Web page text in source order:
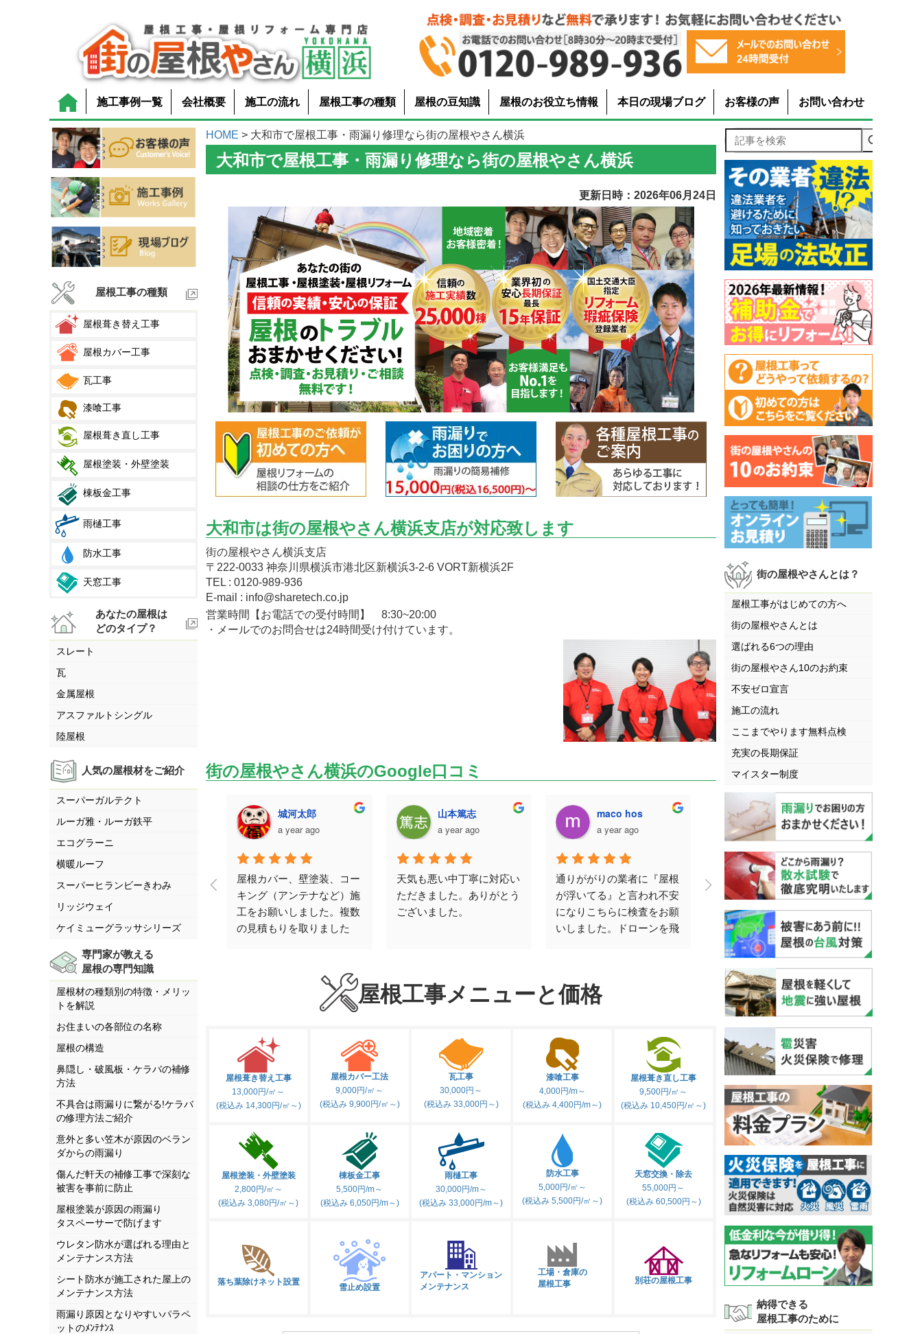
施工事例一覧 会社概要 施工の流れ 屋根工事の種類 屋根の豆知識 屋根のお役立ち情報 本日の現場ブログ お客様の声 お問い合わせ
屋根工事の種類
屋根葺き替え工事
屋根カバー工事
瓦工事
漆喰工事
屋根葺き直し工事
屋根塗装・外壁塗装
棟板金工事
雨樋工事
防水工事
天窓工事
あなたの屋根は
どのタイプ？
スレート
瓦
金属屋根
アスファルトシングル
陸屋根
人気の屋根材をご紹介
スーパーガルテクト
ルーガ雅・ルーガ鉄平
エコグラーニ
横暖ルーフ
スーパーヒランビーきわみ
リッジウェイ
ケイミューグラッサシリーズ
専門家が教える
屋根の専門知識
屋根材の種類別の特徴・メリッ
トを解説
お住まいの各部位の名称
屋根の構造
鼻隠し・破風板・ケラバの補修
方法
不具合は雨漏りに繋がる!ケラバ
の修理方法ご紹介
意外と多い笠木が原因のベラン
ダからの雨漏り
傷んだ軒天の補修工事で深刻な
被害を事前に防止
屋根塗装が原因の雨漏り
タスペーサーで防げます
ウレタン防水が選ばれる理由と
メンテナンス方法
シート防水が施工された屋上の
メンテナンス方法
雨漏り原因となりやすいパラペ
ットのﾒﾝﾃﾅﾝｽ
HOME > 大和市で屋根工事・雨漏り修理なら街の屋根やさん横浜
大和市で屋根工事・雨漏り修理なら街の屋根やさん横浜
更新日時：2026年06月24日
大和市は街の屋根やさん横浜支店が対応致します
街の屋根やさん横浜支店
〒222-0033 神奈川県横浜市港北区新横浜3-2-6 VORT新横浜2F
TEL : 0120-989-936
E-mail : info@sharetech.co.jp
営業時間【お電話での受付時間】 8:30~20:00
・メールでのお問合せは24時間受け付けています。
街の屋根やさん横浜のGoogle口コミ
a year ago
とても丁寧な説明と仕事を
していただきました。
城河太郎
a year ago
屋根カバー、壁塗装、コー
キング（アンテナなど）施
工をお願いしました。複数
の見積もりを取りました
りやすく、信頼できると思
テック（街の屋根やさん横
した。工事中は、メールで
進捗状況や画像を送って頂
けるので心配ありません。
お陰様で壁がきれいになり
ました。株式会社シェアテ
んです。
山本篤志
a year ago
天気も悪い中丁寧に対応い
ただきました。ありがとう
ございました。
maco hos
a year ago
通りががりの業者に『屋根
が浮いてる』と言われ不安
になりこちらに検査をお願
いしました。ドローンを飛
で無料でした。担当者の対
応も良く、屋根を修理する
思います
ooo
2 years ago
吹き抜けの上にある天窓が
閉まらなくなり今回来て頂
きました。チェーンとネジ
が外れていただけで、すぐ
直してくださいました。他
の業者さんには、足場を組
んでやるだけで20万と言わ
れていましたので、無償で
対応してくださって本当に
感謝の気持ちでいっぱいで
す！明るく親切、丁寧で、
仕事も早く、こんなに暑い
中でも嫌な顔せず素晴らし
い方でした！本当に今回お
願いして良かったです。星
100くらい付けたい位で
す！また何かありましたら
是非お願いしたいと思いま
す。本当にありがとうござ
いました！
丁寧な対応で親
いただき、感謝
す。
屋根工事メニューと価格
屋根葺き替え工事
13,000円/㎡～
(税込み 14,300円/㎡～)
屋根カバー工法
9,000円/㎡～
(税込み 9,900円/㎡～)
瓦工事
30,000円～
(税込み 33,000円～)
漆喰工事
4,000円/m～
(税込み 4,400円/m～)
屋根葺き直し工事
9,500円/㎡～
(税込み 10,450円/㎡～)
屋根塗装・外壁塗装
2,800円/㎡～
(税込み 3,080円/㎡～)
棟板金工事
5,500円/m～
(税込み 6,050円/m～)
雨樋工事
30,000円/m～
(税込み 33,000円/m～)
防水工事
5,000円/㎡～
(税込み 5,500円/㎡～)
天窓交換・除去
55,000円～
(税込み 60,500円～)
落ち葉除けネット設置
雪止め設置
アパート・マンション
メンテナンス
工場・倉庫の
屋根工事
別荘の屋根工事
記事を検索
街の屋根やさんとは？
屋根工事がはじめての方へ
街の屋根やさんとは
選ばれる6つの理由
街の屋根やさん10のお約束
不安ゼロ宣言
施工の流れ
ここまでやります無料点検
充実の長期保証
マイスター制度
納得できる
屋根工事のために